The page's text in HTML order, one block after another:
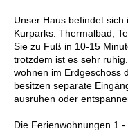
Unser Haus befindet
Kurparks. Thermalbad,
Sie zu Fuß in 10-15
trotzdem ist es sehr
wohnen im Erdgeschoss
besitzen separate
ausruhen oder
Die Ferienwohnungen 1